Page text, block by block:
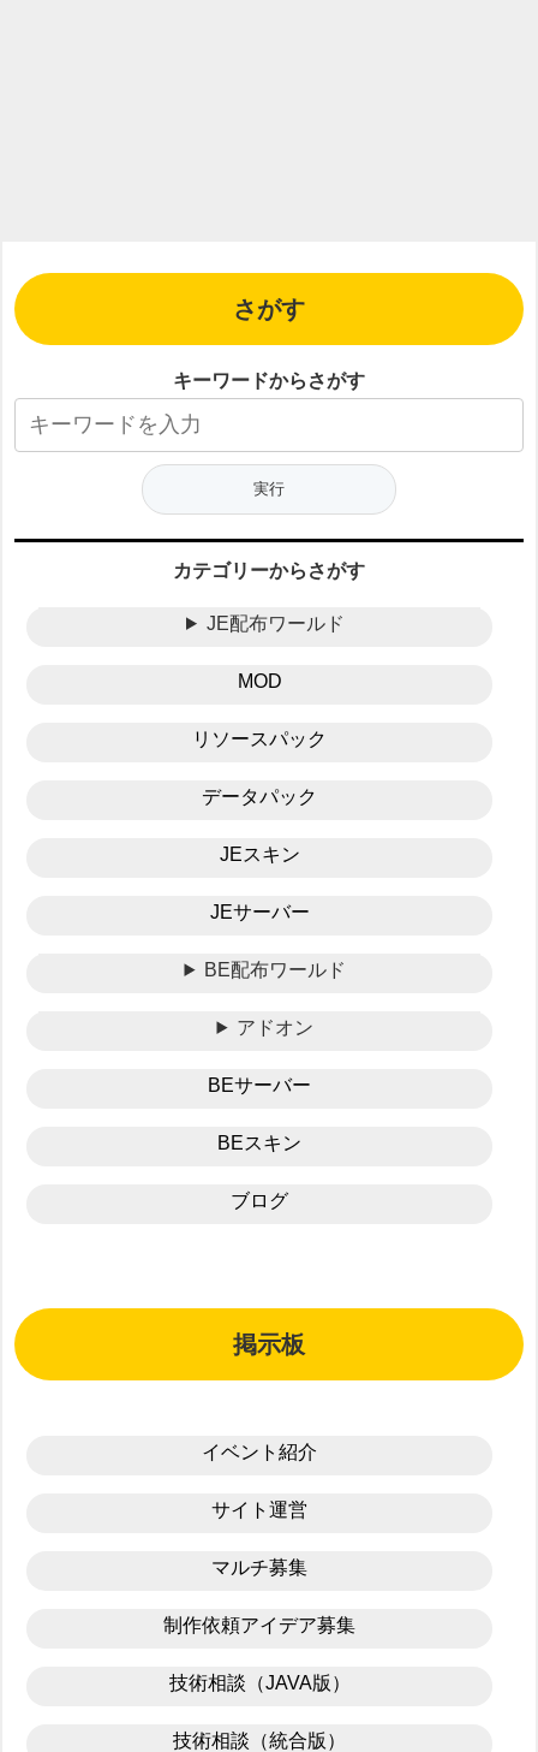
さがす
キーワードからさがす
カテゴリーからさがす
JE配布ワールド
MOD
リソースパック
データパック
JEスキン
JEサーバー
BE配布ワールド
アドオン
BEサーバー
BEスキン
ブログ
掲示板
イベント紹介
サイト運営
マルチ募集
制作依頼アイデア募集
技術相談（JAVA版）
技術相談（統合版）